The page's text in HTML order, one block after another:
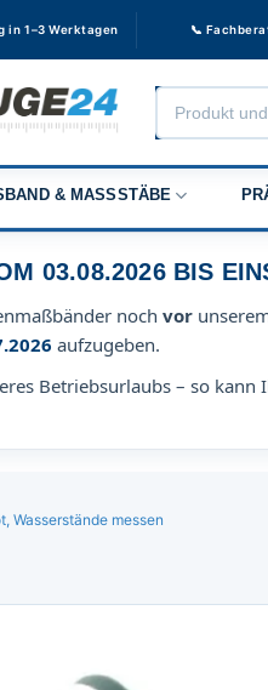
in 1–3 Werktagen 📞
Products
search
& MASSSTÄBE
03.08.2026 BIS
noch vor
aufzugeben.
Betriebsurlaubs – so
Wasserstände messen